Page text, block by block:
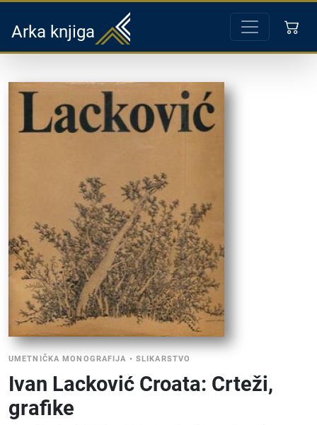
Arka knjiga
UMETNIČKA MONOGRAFIJA • SLIKARSTVO
Ivan Lacković Croata: Crteži,
grafike